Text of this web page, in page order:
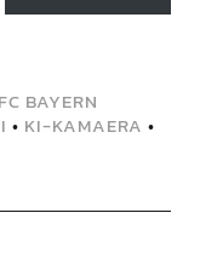
FC BAYERN
• KI-KAMAERA •